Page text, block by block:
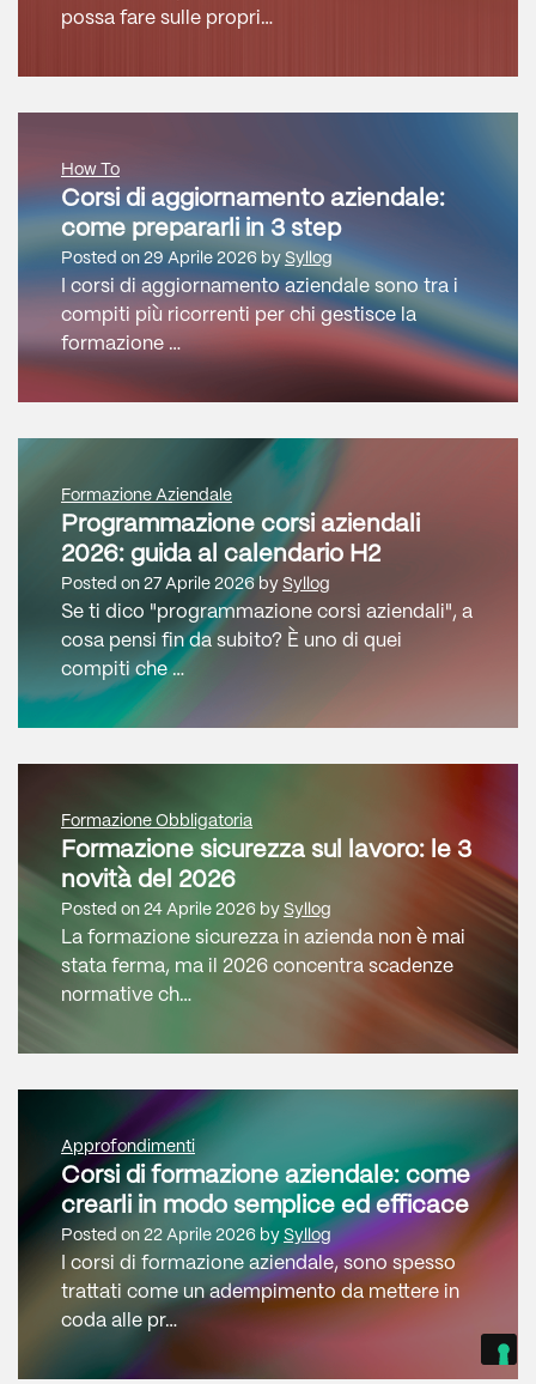
possa fare sulle propri…
How To
Corsi di aggiornamento aziendale:
come prepararli in 3 step
Posted on 29 Aprile 2026 by Syllog
I corsi di aggiornamento aziendale sono tra i
compiti più ricorrenti per chi gestisce la
formazione …
Formazione Aziendale
Programmazione corsi aziendali
2026: guida al calendario H2
Posted on 27 Aprile 2026 by Syllog
Se ti dico "programmazione corsi aziendali", a
cosa pensi fin da subito? È uno di quei
compiti che …
Formazione Obbligatoria
Formazione sicurezza sul lavoro: le 3
novità del 2026
Posted on 24 Aprile 2026 by Syllog
La formazione sicurezza in azienda non è mai
stata ferma, ma il 2026 concentra scadenze
normative ch…
Approfondimenti
Corsi di formazione aziendale: come
crearli in modo semplice ed efficace
Posted on 22 Aprile 2026 by Syllog
I corsi di formazione aziendale, sono spesso
trattati come un adempimento da mettere in
coda alle pr…